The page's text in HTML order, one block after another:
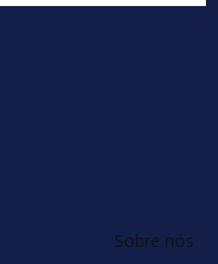
Sobre nós